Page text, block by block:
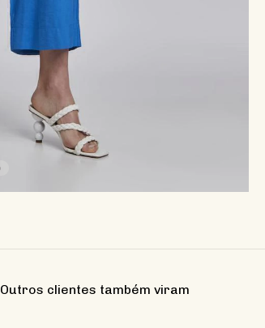
Outros clientes também viram